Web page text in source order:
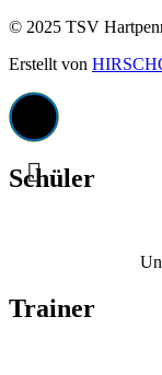
© 2025 TSV
Erstellt von
Schüler
Trainer